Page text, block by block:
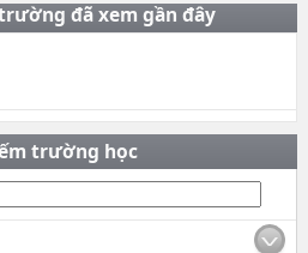
đã xem gần đây
trường học